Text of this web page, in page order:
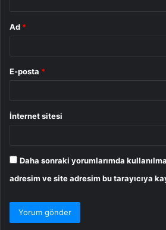
Ad *
E-posta *
İnternet sitesi
Daha sonraki yorumlarımda
adresim ve site adresim bu tarayıcıya